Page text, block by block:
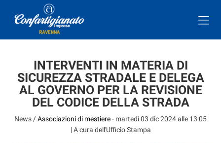
INTERVENTI IN MATERIA DI
SICUREZZA STRADALE E DELEGA
AL GOVERNO PER LA REVISIONE
DEL CODICE DELLA STRADA
News /Associazioni di mestiere- martedì 03 dic 2024 alle 13:05
| A cura dell'Ufficio Stampa